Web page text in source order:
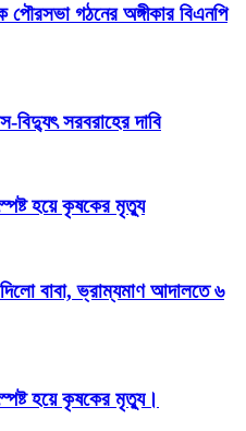
গঠনের অঙ্গীকার বিএনপি
বিদ্যুৎ সরবরাহের দাবি
হয়ে কৃষকের মৃত্যু
বাবা, ভ্রাম্যমাণ আদালতে ৬
হয়ে কৃষকের মৃত্যু।